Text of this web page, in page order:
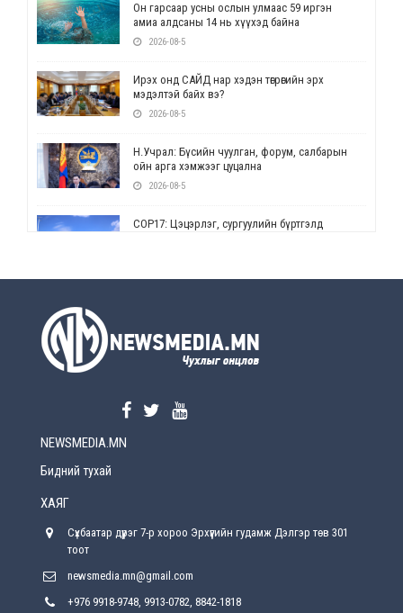
Он гарсаар усны ослын улмаас 59 иргэн
амиа алдсаны 14 нь хүүхэд байна
2026-08-5
Ирэх онд САЙД нар хэдэн төгрөгийн эрх
мэдэлтэй байх вэ?
2026-08-5
Н.Учрал: Бүсийн чуулган, форум, салбарын
ойн арга хэмжээг цуцална
2026-08-5
СОР17: Цэцэрлэг, сургуулийн бүртгэлд
2026-08-5
2026-08-5
хүрсэн өгөөжөөрөө ажлаа үнэлж, хэрэгжилтээ
Улсын онцгой комисс өвөлжилтийн бэлтгэл,
NEWSMEDIA.MN
Бидний тухай
ХАЯГ
Сүхбаатар дүүрэг 7-р хороо Эрхүүгийн гудамж Дэлгэр төв 301
тоот
newsmedia.mn@gmail.com
+976 9918-9748, 9913-0782, 8842-1818